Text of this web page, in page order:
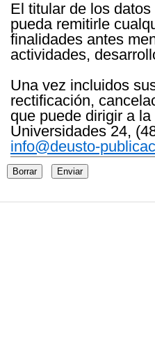
El titular de los
pueda remitirle
finalidades antes
actividades,
Una vez incluidos
rectificación,
que puede dirigir a
Universidades 24,
info@deusto-
Borrar Enviar